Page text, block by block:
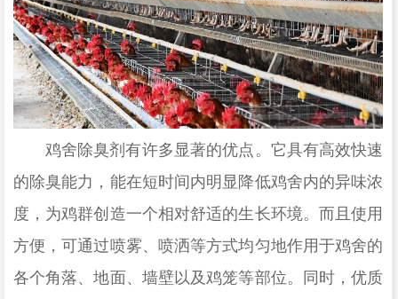
鸡舍除臭剂有许多显著的优点。它具有高效快速
的除臭能力，能在短时间内明显降低鸡舍内的异味浓
度，为鸡群创造一个相对舒适的生长环境。而且使用
方便，可通过喷雾、喷洒等方式均匀地作用于鸡舍的
各个角落、地面、墙壁以及鸡笼等部位。同时，优质